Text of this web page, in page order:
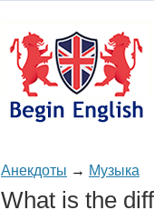
Анекдоты → Музыка
What is the